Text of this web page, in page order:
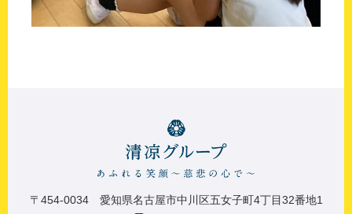
〒454-0034 愛知県名古屋市中川区五女子町4丁目32番地1